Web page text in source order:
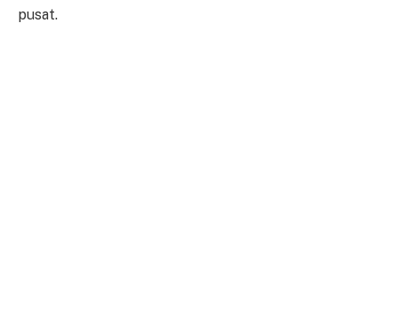
pusat.